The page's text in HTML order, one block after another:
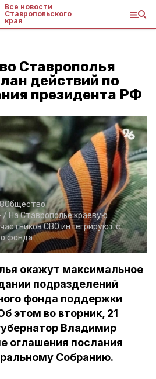
Все новости
Ставропольского
края
Ставрополья
действий по
президента РФ
Общество
/ На Ставрополье краевую
СВО интегрируют с
фонда
окажут максимальное
подразделений
фонда поддержки
этом во вторник, 21
Владимир
оглашения послания
Собранию.